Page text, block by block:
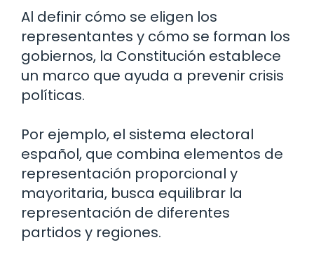
Al definir cómo se eligen los
representantes y cómo se forman los
gobiernos, la Constitución establece
un marco que ayuda a prevenir crisis
políticas.
Por ejemplo, el sistema electoral
español, que combina elementos de
representación proporcional y
mayoritaria, busca equilibrar la
representación de diferentes
partidos y regiones.